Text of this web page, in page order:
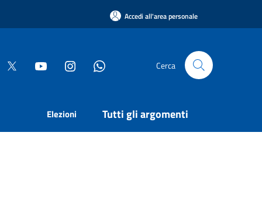
Accedi all'area personale
Cerca
Elezioni Tutti gli argomenti